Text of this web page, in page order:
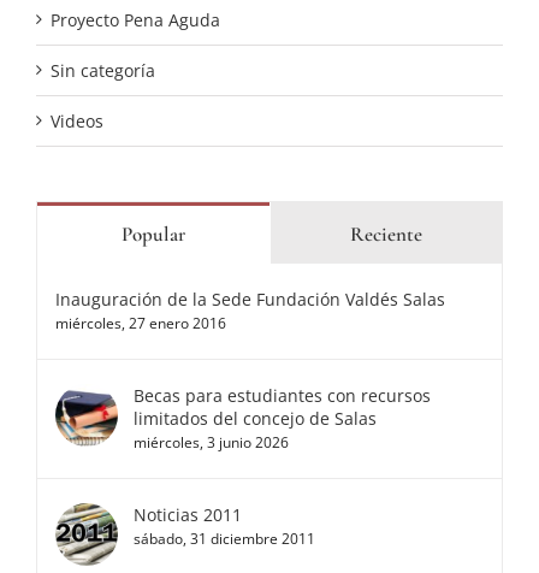
Proyecto Pena Aguda
Sin categoría
Videos
Popular Reciente
Inauguración de la Sede Fundación Valdés Salas
miércoles, 27 enero 2016
Becas para estudiantes con recursos
limitados del concejo de Salas
miércoles, 3 junio 2026
Noticias 2011
sábado, 31 diciembre 2011